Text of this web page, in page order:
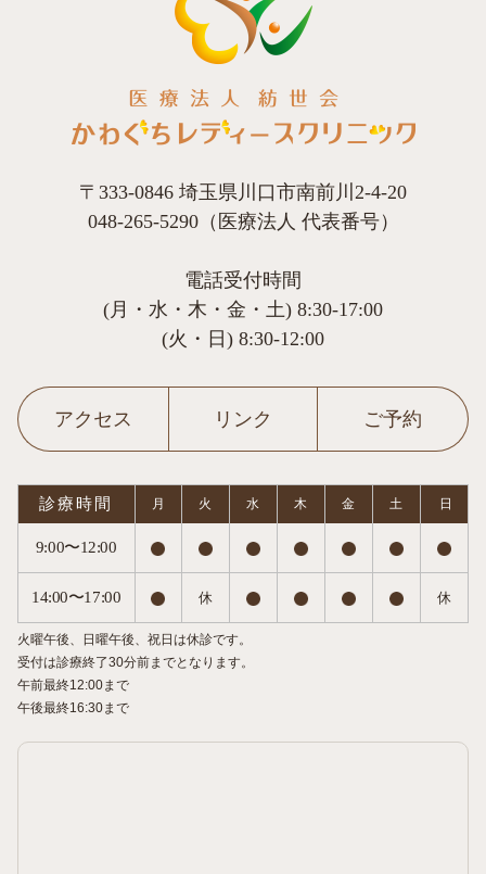
〒333-0846 埼玉県川口市南前川2-4-20
048-265-5290（医療法人 代表番号）
電話受付時間
(月・水・木・金・土) 8:30-17:00
(火・日) 8:30-12:00
アクセス リンク ご予約
診療時間 月 火 水 木 金 土 日
9:00〜12:00
14:00〜17:00 休 休
火曜午後、日曜午後、祝日は休診です。
受付は診療終了30分前までとなります。
午前最終12:00まで
午後最終16:30まで